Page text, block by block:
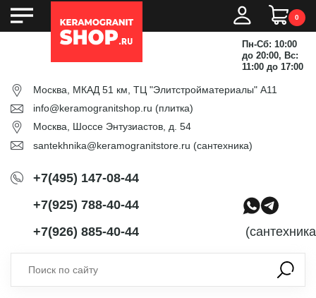
0
Пн-Сб: 10:00
до 20:00, Вс:
11:00 до 17:00
Москва, МКАД 51 км, ТЦ "Элитстройматериалы" А11
info@keramogranitshop.ru (плитка)
Москва, Шоссе Энтузиастов, д. 54
santekhnika@keramogranitstore.ru (сантехника)
+7(495) 147-08-44
+7(925) 788-40-44
+7(926) 885-40-44